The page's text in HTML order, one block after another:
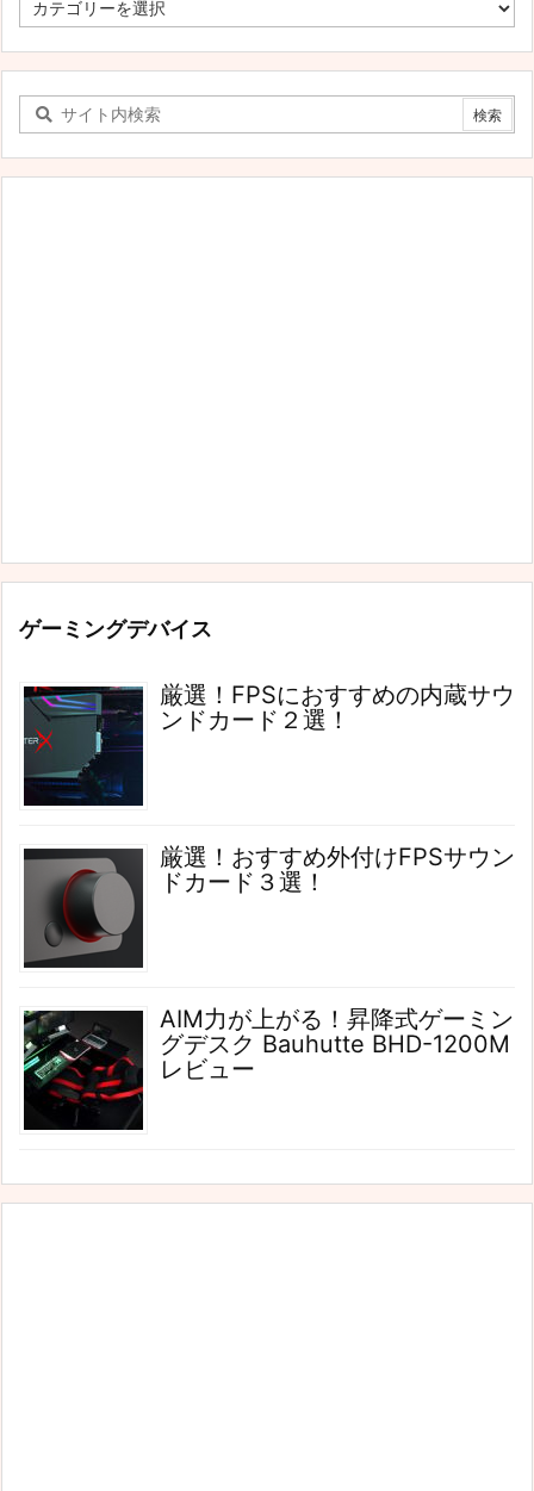
べ
の
ゴ
リ
ー
ゲーミングデバイス
厳選！FPSにおすすめの内蔵サウ
ンドカード２選！
厳選！おすすめ外付けFPSサウン
ドカード３選！
AIM力が上がる！昇降式ゲーミン
グデスク Bauhutte BHD-1200M
レビュー